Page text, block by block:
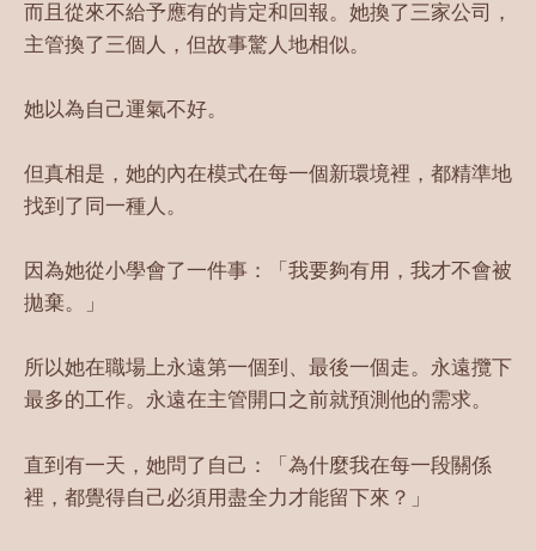
而且從來不給予應有的肯定和回報。她換了三家公司，
主管換了三個人，但故事驚人地相似。
她以為自己運氣不好。
但真相是，她的內在模式在每一個新環境裡，都精準地
找到了同一種人。
因為她從小學會了一件事：「我要夠有用，我才不會被
拋棄。」
所以她在職場上永遠第一個到、最後一個走。永遠攬下
最多的工作。永遠在主管開口之前就預測他的需求。
直到有一天，她問了自己：「為什麼我在每一段關係
裡，都覺得自己必須用盡全力才能留下來？」